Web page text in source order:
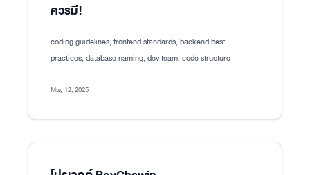
ควรมี!
coding guidelines, frontend standards, backend best
practices, database naming, dev team, code structure
May 12, 2025